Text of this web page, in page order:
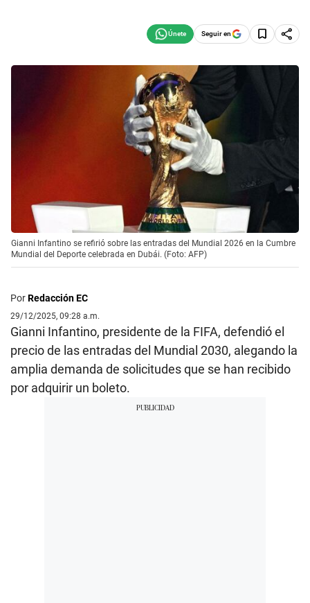
Seguir en
Gianni Infantino se refirió sobre las entradas del Mundial 2026 en la Cumbre
Mundial del Deporte celebrada en Dubái. (Foto: AFP)
PorRedacción EC
29/12/2025, 09:28 a.m.
Gianni Infantino, presidente de la FIFA, defendió el
precio de las entradas del Mundial 2030, alegando la
amplia demanda de solicitudes que se han recibido
por adquirir un boleto.